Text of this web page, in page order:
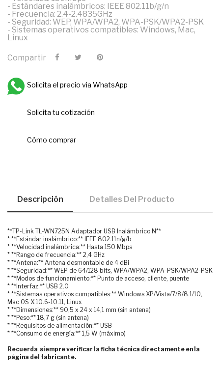
- Estándares inalámbricos: IEEE 802.11b/g/n
- Frecuencia: 2.4-2.4835GHz
- Seguridad: WEP, WPA/WPA2, WPA-PSK/WPA2-PSK
- Sistemas operativos compatibles: Windows, Mac,
Linux
Compartir
Solicita el precio via WhatsApp
Solicita tu cotización
Cómo comprar
Descripción Detalles Del Producto
**TP-Link TL-WN725N Adaptador USB Inalámbrico N**
* **Estándar inalámbrico:** IEEE 802.11n/g/b
* **Velocidad inalámbrica:** Hasta 150 Mbps
* **Rango de frecuencia:** 2,4 GHz
* **Antena:** Antena desmontable de 4 dBi
* **Seguridad:** WEP de 64/128 bits, WPA/WPA2, WPA-PSK/WPA2-PSK
* **Modos de funcionamiento:** Punto de acceso, cliente, puente
* **Interfaz:** USB 2.0
* **Sistemas operativos compatibles:** Windows XP/Vista/7/8/8.1/10,
Mac OS X 10.6-10.11, Linux
* **Dimensiones:** 90,5 x 24 x 14,1 mm (sin antena)
* **Peso:** 18,7 g (sin antena)
* **Requisitos de alimentación:** USB
* **Consumo de energía:** 1,5 W (máximo)
Recuerda siempre verificar la ficha técnica directamente en la
página del fabricante.